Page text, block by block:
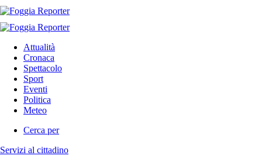
Attualità
Cronaca
Spettacolo
Sport
Eventi
Politica
Meteo
Cerca per
Servizi al cittadino